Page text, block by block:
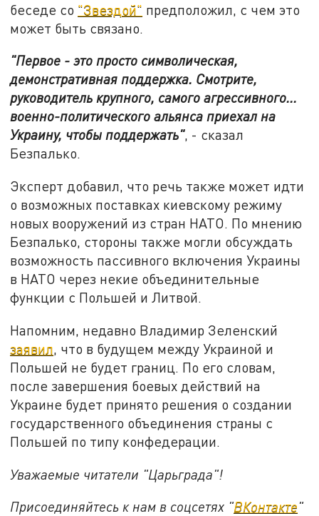
беседе со "Звездой" предположил, с чем это
может быть связано.
"Первое - это просто символическая,
демонстративная поддержка. Cмотрите,
руководитель крупного, самого агрессивного...
военно-политического альянса приехал на
Украину, чтобы поддержать", - сказал
Безпалько.
Эксперт добавил, что речь также может идти
о возможных поставках киевскому режиму
новых вооружений из стран НАТО. По мнению
Безпалько, стороны также могли обсуждать
возможность пассивного включения Украины
в НАТО через некие объединительные
функции с Польшей и Литвой.
Напомним, недавно Владимир Зеленский
заявил, что в будущем между Украиной и
Польшей не будет границ. По его словам,
после завершения боевых действий на
Украине будет принято решения о создании
государственного объединения страны с
Польшей по типу конфедерации.
Уважаемые читатели "Царьграда"!
Присоединяйтесь к нам в соцсетях "ВКонтакте"